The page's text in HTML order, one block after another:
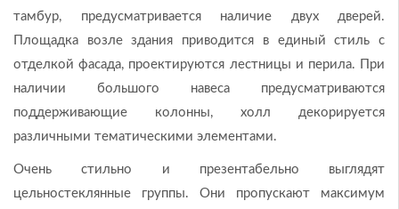
тамбур, предусматривается наличие двух дверей.
Площадка возле здания приводится в единый стиль с
отделкой фасада, проектируются лестницы и перила. При
наличии большого навеса предусматриваются
поддерживающие колонны, холл декорируется
различными тематическими элементами.
Очень стильно и презентабельно выглядят
цельностеклянные группы. Они пропускают максимум